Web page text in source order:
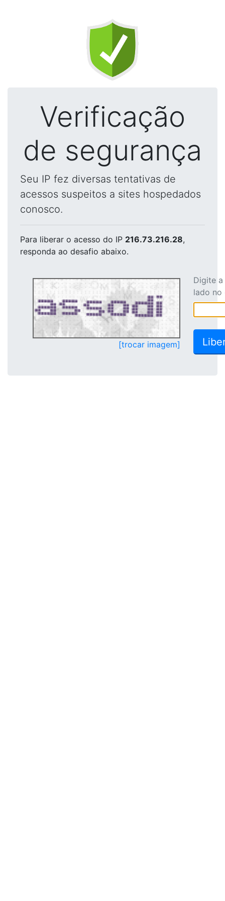
Verificação
de segurança
Seu IP fez diversas tentativas de
acessos suspeitos a sites hospedados
conosco.
Para liberar o acesso do IP 216.73.216.28,
responda ao desafio abaixo.
[trocar imagem]
Digite
lado no